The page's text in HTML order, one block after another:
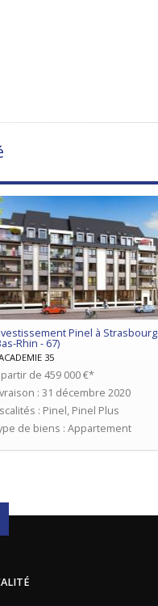
Pinel à Strasbourg
Rhin - 67)
35
de 459 000 €*
: 31 décembre 2020
: Pinel, Pinel Plus
de biens : Appartement